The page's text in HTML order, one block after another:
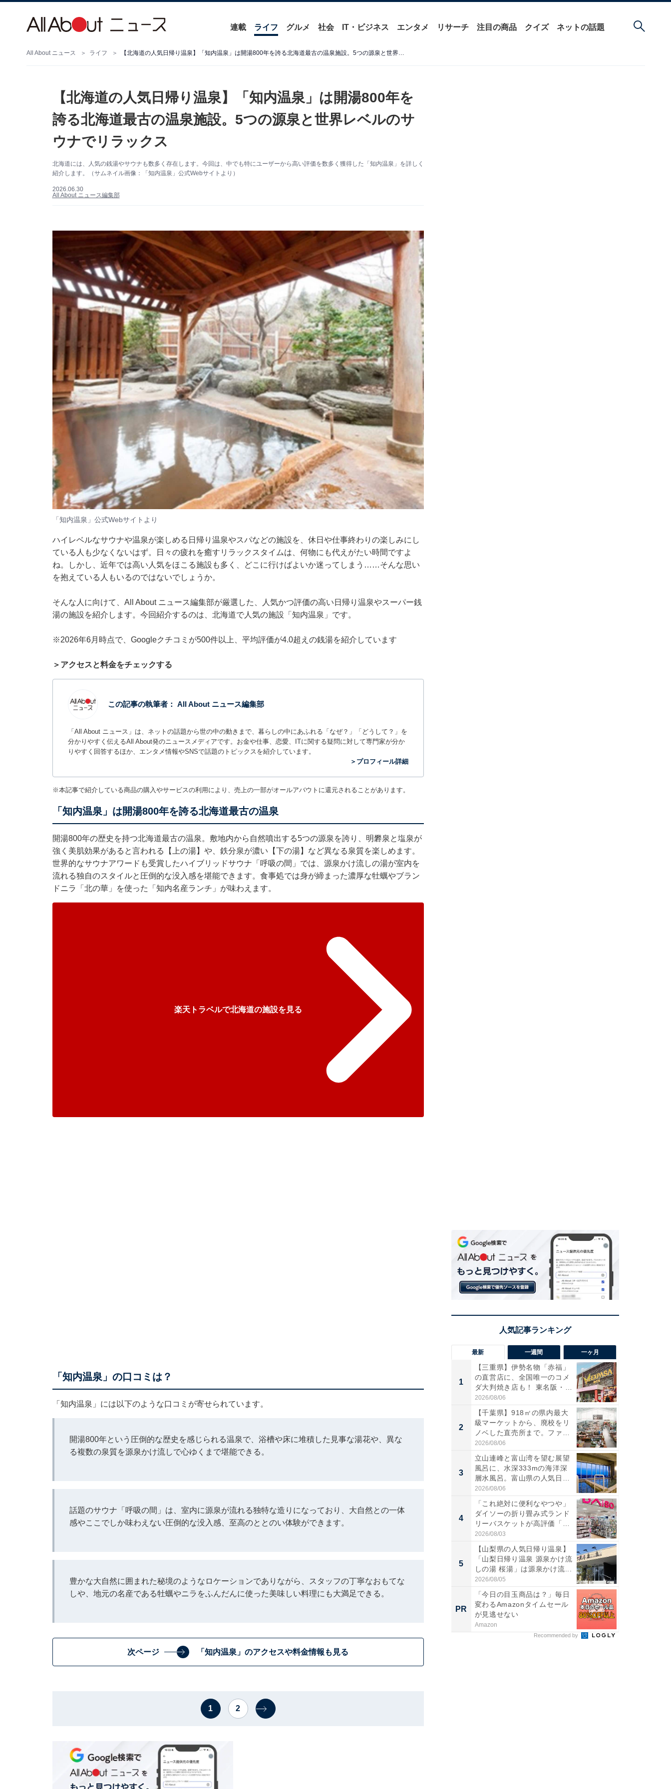
連載 ライフ グルメ 社会 IT・ビジネス エンタメ リサーチ 注目の商品 クイズ ネットの話題
All About ニュース ライフ 【北海道の人気日帰り温泉】「知内温泉」は開湯800年を誇る北海道最古の温泉施設。5つの源泉と世界レベルのサウナでリラックス
【北海道の人気日帰り温泉】「知内温泉」は開湯800年を
誇る北海道最古の温泉施設。5つの源泉と世界レベルのサ
ウナでリラックス
北海道には、人気の銭湯やサウナも数多く存在します。今回は、中でも特にユーザーから高い評価を数多く獲得した「知内温泉」を詳しく
紹介します。（サムネイル画像：「知内温泉」公式Webサイトより）
2026.06.30
All About ニュース編集部
「知内温泉」公式Webサイトより
ハイレベルなサウナや温泉が楽しめる日帰り温泉やスパなどの施設を、休日や仕事終わりの楽しみにし
ている人も少なくないはず。日々の疲れを癒すリラックスタイムは、何物にも代えがたい時間ですよ
ね。しかし、近年では高い人気をほこる施設も多く、どこに行けばよいか迷ってしまう……そんな思い
を抱えている人もいるのではないでしょうか。
そんな人に向けて、All About ニュース編集部が厳選した、人気かつ評価の高い日帰り温泉やスーパー銭
湯の施設を紹介します。今回紹介するのは、北海道で人気の施設「知内温泉」です。
※2026年6月時点で、Googleクチコミが500件以上、平均評価が4.0超えの銭湯を紹介しています
＞アクセスと料金をチェックする
この記事の執筆者： All About ニュース編集部
「All About ニュース」は、ネットの話題から世の中の動きまで、暮らしの中にあふれる「なぜ？」「どうして？」を
分かりやすく伝えるAll About発のニュースメディアです。お金や仕事、恋愛、ITに関する疑問に対して専門家が分か
りやすく回答するほか、エンタメ情報やSNSで話題のトピックスを紹介しています。
＞プロフィール詳細
※本記事で紹介している商品の購入やサービスの利用により、売上の一部がオールアバウトに還元されることがあります。
「知内温泉」は開湯800年を誇る北海道最古の温泉
開湯800年の歴史を持つ北海道最古の温泉。敷地内から自然噴出する5つの源泉を誇り、明礬泉と塩泉が
強く美肌効果があると言われる【上の湯】や、鉄分泉が濃い【下の湯】など異なる泉質を楽しめます。
世界的なサウナアワードも受賞したハイブリッドサウナ「呼吸の間」では、源泉かけ流しの湯が室内を
流れる独自のスタイルと圧倒的な没入感を堪能できます。食事処では身が締まった濃厚な牡蠣やブラン
ドニラ「北の華」を使った「知内名産ランチ」が味わえます。
楽天トラベルで北海道の施設を見る
「知内温泉」の口コミは？
「知内温泉」には以下のような口コミが寄せられています。
開湯800年という圧倒的な歴史を感じられる温泉で、浴槽や床に堆積した見事な湯花や、異な
る複数の泉質を源泉かけ流しで心ゆくまで堪能できる。
話題のサウナ「呼吸の間」は、室内に源泉が流れる独特な造りになっており、大自然との一体
感やここでしか味わえない圧倒的な没入感、至高のととのい体験ができます。
豊かな大自然に囲まれた秘境のようなロケーションでありながら、スタッフの丁寧なおもてな
しや、地元の名産である牡蠣やニラをふんだんに使った美味しい料理にも大満足できる。
次ページ 「知内温泉」のアクセスや料金情報も見る
1 2
最新 一週間 一ヶ月
1
【三重県】伊勢名物「赤福」
の直営店に、全国唯一のコメ
ダ大判焼き店も！ 東名阪・
伊...
2026/08/06
2
【千葉県】918㎡の県内最大
級マーケットから、廃校をリ
ノベした直売所まで。ファ
ー...
2026/08/06
3
立山連峰と富山湾を望む展望
風呂に、水深333mの海洋深
層水風呂。富山県の人気日
帰...
2026/08/06
4
「これ絶対に便利なやつや」
ダイソーの折り畳み式ランド
リーバスケットが高評価「使
わ...
2026/08/03
5
【山梨県の人気日帰り温泉】
「山梨日帰り温泉 源泉かけ流
しの湯 桜湯」は源泉かけ流...
2026/08/05
PR
「今日の目玉商品は？」毎日
変わるAmazonタイムセール
が見逃せない
Amazon
Recommended by